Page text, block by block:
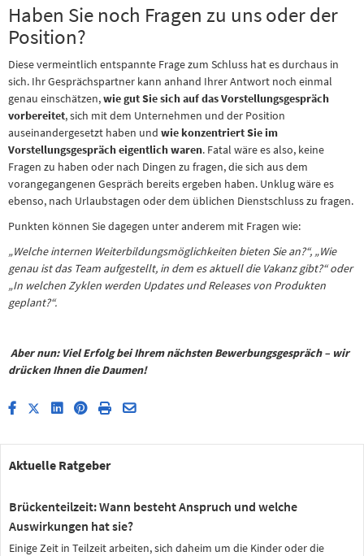
Haben Sie noch Fragen zu uns oder der
Position?
Diese vermeintlich entspannte Frage zum Schluss hat es durchaus in
sich. Ihr Gesprächspartner kann anhand Ihrer Antwort noch einmal
genau einschätzen,wie gut Sie sich auf das Vorstellungsgespräch
vorbereitet, sich mit dem Unternehmen und der Position
auseinandergesetzt haben und wie konzentriert Sie im
Vorstellungsgespräch eigentlich waren. Fatal wäre es also, keine
Fragen zu haben oder nach Dingen zu fragen, die sich aus dem
vorangegangenen Gespräch bereits ergeben haben. Unklug wäre es
ebenso, nach Urlaubstagen oder dem üblichen Dienstschluss zu fragen.
Punkten können Sie dagegen unter anderem mit Fragen wie:
„Welche internen Weiterbildungsmöglichkeiten bieten Sie an?“, „Wie
genau ist das Team aufgestellt, in dem es aktuell die Vakanz gibt?“ oder
„In welchen Zyklen werden Updates und Releases von Produkten
geplant?“.
Aber nun: Viel Erfolg bei Ihrem nächsten Bewerbungsgespräch – wir
drücken Ihnen die Daumen!
Aktuelle Ratgeber
Brückenteilzeit: Wann besteht Anspruch und welche
Auswirkungen hat sie?
Einige Zeit in Teilzeit arbeiten, sich daheim um die Kinder oder die